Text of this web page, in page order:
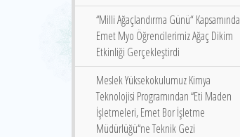
‘‘Milli Ağaçlandırma Günü“ Kapsamında
Emet Myo Öğrencilerimiz Ağaç Dikim
Etkinliği Gerçekleştirdi
Meslek Yüksekokulumuz Kimya
Teknolojisi Programından ‘‘Eti Maden
İşletmeleri, Emet Bor İşletme
Müdürlüğü‘‘ne Teknik Gezi